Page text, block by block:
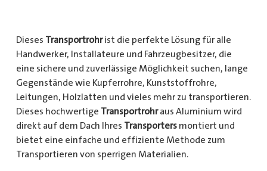
Dieses Transportrohrist die perfekte Lösung für alle
Handwerker, Installateure und Fahrzeugbesitzer, die
eine sichere und zuverlässige Möglichkeit suchen, lange
Gegenstände wie Kupferrohre, Kunststoffrohre,
Leitungen, Holzlatten und vieles mehr zu transportieren.
Dieses hochwertige Transportrohraus Aluminium wird
direkt auf dem Dach Ihres Transportersmontiert und
bietet eine einfache und effiziente Methode zum
Transportieren von sperrigen Materialien.